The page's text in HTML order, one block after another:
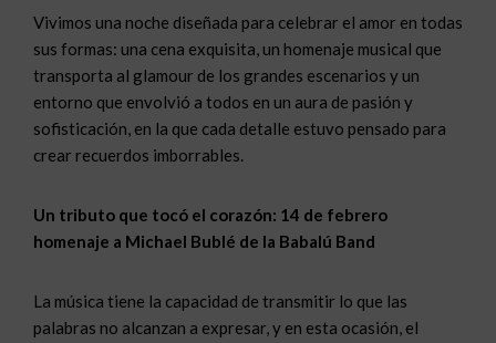
Vivimos una noche diseñada para celebrar el amor en todas
sus formas: una cena exquisita, un homenaje musical que
transporta al glamour de los grandes escenarios y un
entorno que envolvió a todos en un aura de pasión y
sofisticación, en la que cada detalle estuvo pensado para
crear recuerdos imborrables.
Un tributo que tocó el corazón: 14 de febrero
homenaje a Michael Bublé de la Babalú Band
La música tiene la capacidad de transmitir lo que las
palabras no alcanzan a expresar, y en esta ocasión, el